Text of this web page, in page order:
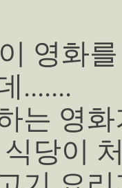
영화
.......
는 영
당이